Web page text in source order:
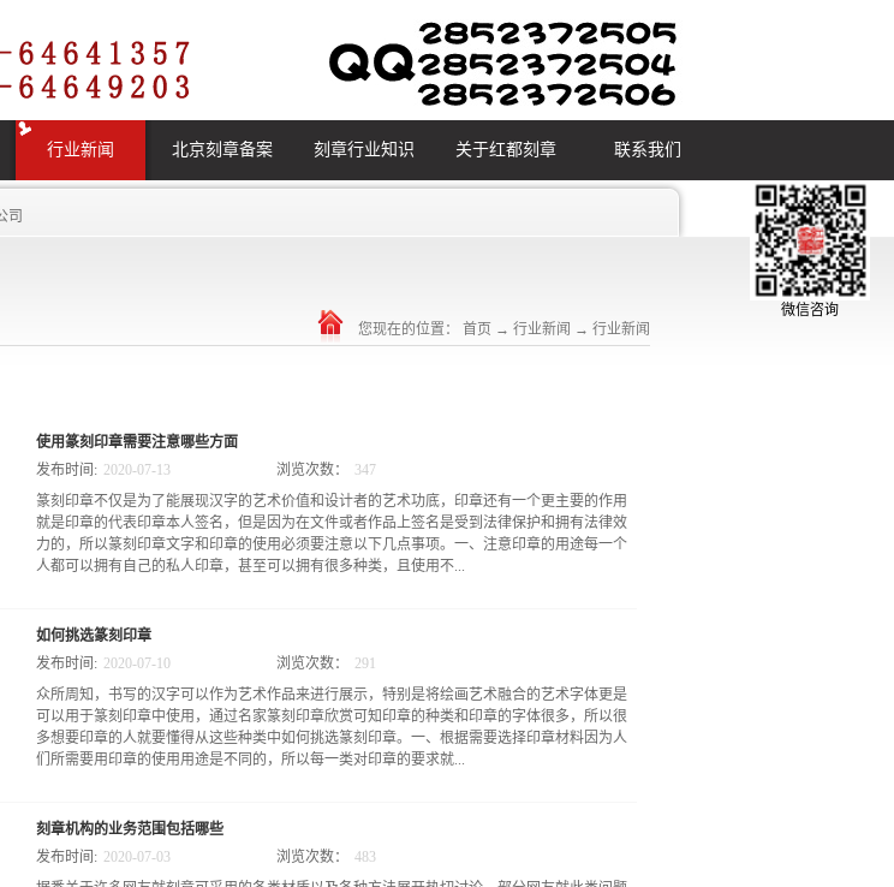
行业新闻 北京刻章备案 刻章行业知识 关于红都刻章 联系我们
司
您现在的位置： 首页 → 行业新闻 → 行业新闻
使用篆刻印章需要注意哪些方面
篆刻印章不仅是为了能展现汉字的艺术价值和设计者的艺术功底，印章还有一个更主要的作用
就是印章的代表印章本人签名，但是因为在文件或者作品上签名是受到法律保护和拥有法律效
力的，所以篆刻印章文字和印章的使用必须要注意以下几点事项。一、注意印章的用途每一个
人都可以拥有自己的私人印章，甚至可以拥有很多种类，且使用不...
同字体篆刻印章，虽然这些印章看起来各有不同，但是每一个篆刻印章上都有本人的名字，只
要印章印在文件上面就代表了本人的意愿，这是可以获得法律认可的，所以如果印章的使用用
途被随意使用，那么就会对本人有影响，因此，使用这种印章必须要注意印章的用途是什么。
二、注意印章的字体虽然汉字的艺术性可以通过篆刻印章大全字体和将绘画结合的方式来展
现，但是这样的字体的用途是有局限性的，因为很多的印章字体并不是任何人都能辨认出来，
特别的通过艺术加工后的一些字体更是难以辨别，所以这样的篆刻印章不可用于日常代签名所
用，如果想要日常使用必须注意挑选篆刻的印章字体。三、注意印章的授权在一些专业的书画
章，由此以后其自己的作用都会使用同一篆刻印章，而这就是等同于自己正品作品的授权。事
实上，看似简单且用途不大的印章存在的意义是很大的，在古代时期，这种篆刻印章就是身...
发布时间: 2020-07-13 浏览次数： 347
如何挑选篆刻印章
众所周知，书写的汉字可以作为艺术作品来进行展示，特别是将绘画艺术融合的艺术字体更是
可以用于篆刻印章中使用，通过名家篆刻印章欣赏可知印章的种类和印章的字体很多，所以很
多想要印章的人就要懂得从这些种类中如何挑选篆刻印章。一、根据需要选择印章材料因为人
们所需要用印章的使用用途是不同的，所以每一类对印章的要求就...
出现很大的偏差，比如仅打算将篆刻印章用于办公和对公业务的人，其所心仪的印章就是材料
耐用且比较轻便，而对于一些将印章作为身份象征的人而言，这种篆刻印章就需要选用比较考
究的材料，所以挑选这样的印章就应该看使用需求是什么，然后由此来确定制作的材料。二、
发布时间: 2020-07-10 浏览次数： 291
刻章机构的业务范围包括哪些
发布时间: 2020-07-03 浏览次数： 483
微信咨询